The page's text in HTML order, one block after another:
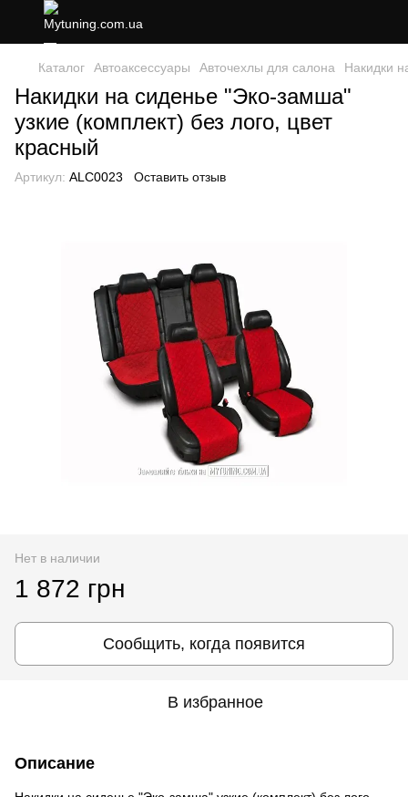
Каталог Автоаксессуары Авточехлы для салона Накидки
Накидки на сиденье "Эко-замша"
узкие (комплект) без лого, цвет
красный
Артикул: ALC0023 Оставить отзыв
Нет в наличии
1 872 грн
Сообщить, когда появится
В избранное
Описание